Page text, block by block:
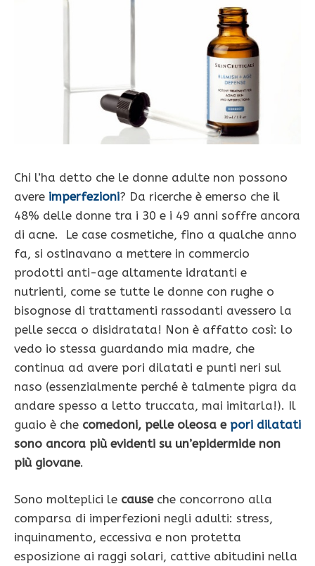
Chi l’ha detto che le donne adulte non possono
avere imperfezioni? Da ricerche è emerso che il
48% delle donne tra i 30 e i 49 anni soffre ancora
di acne. Le case cosmetiche, fino a qualche anno
fa, si ostinavano a mettere in commercio
prodotti anti-age altamente idratanti e
nutrienti, come se tutte le donne con rughe o
bisognose di trattamenti rassodanti avessero la
pelle secca o disidratata! Non è affatto così: lo
vedo io stessa guardando mia madre, che
continua ad avere pori dilatati e punti neri sul
naso (essenzialmente perché è talmente pigra da
andare spesso a letto truccata, mai imitarla!). Il
guaio è che comedoni, pelle oleosa e pori dilatati
sono ancora più evidenti su un’epidermide non
più giovane.
Sono molteplici le causeche concorrono alla
comparsa di imperfezioni negli adulti: stress,
inquinamento, eccessiva e non protetta
esposizione ai raggi solari, cattive abitudini nella